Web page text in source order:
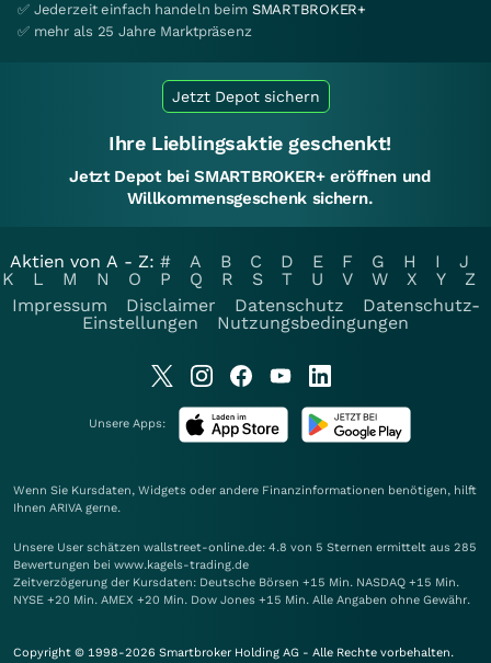
✅ Jederzeit einfach handeln beim SMARTBROKER+
✅ mehr als 25 Jahre Marktpräsenz
Jetzt Depot sichern
Ihre Lieblingsaktie geschenkt!
Jetzt Depot bei SMARTBROKER+ eröffnen und
Willkommensgeschenk sichern.
Aktien von A - Z: # A B C D E F G H I
J
K
L M N O P Q R S T U V W X Y
Z
Impressum
Disclaimer Datenschutz
Datenschutz-
Einstellungen
Nutzungsbedingungen
Unsere Apps:
Wenn Sie Kursdaten, Widgets oder andere Finanzinformationen benötigen, hilft
Ihnen ARIVA gerne.
Unsere User schätzen wallstreet-online.de: 4.8 von 5 Sternen ermittelt aus 285
Bewertungen bei www.kagels-trading.de
Zeitverzögerung der Kursdaten: Deutsche Börsen +15 Min. NASDAQ +15 Min.
NYSE +20 Min. AMEX +20 Min. Dow Jones +15 Min. Alle Angaben ohne Gewähr.
Copyright © 1998-2026 Smartbroker Holding AG - Alle Rechte vorbehalten.